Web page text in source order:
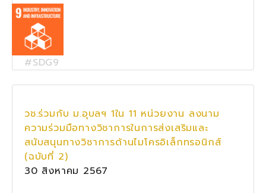
#SDG9
วช.ร่วมกับ ม.อุบลฯ 1ใน 11 หน่วยงาน ลงนาม
ความร่วมมือทางวิชาการในการส่งเสริมและ
สนับสนุนทางวิชาการด้านไมโครอิเล็กทรอนิกส์
(ฉบับที่ 2)
30 สิงหาคม 2567